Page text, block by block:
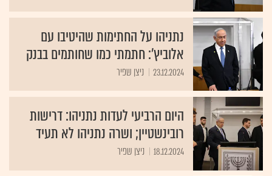
נתניהו על החתימות שהיטיבו עם
אלוביץ': חתמתי כמו שחותמים בבנק
23.12.2024 ניצן שפיר
היום הרביעי לעדות נתניהו: דרישות
רובינשטיין; ושרה נתניהו לא תעיד
18.12.2024 ניצן שפיר